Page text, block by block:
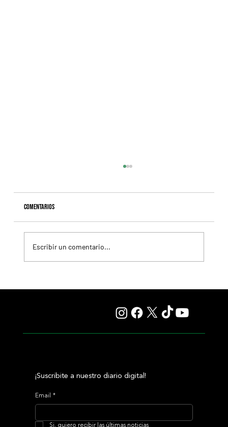
Comentarios
Escribir un comentario...
¡Suscribite a nuestro diario digital!
Email *
Si, quiero recibir las últimas noticias